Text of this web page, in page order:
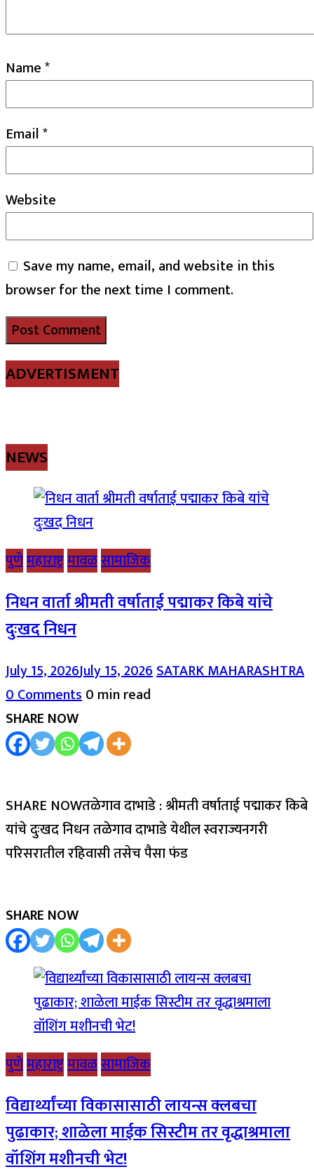
Name*
Email*
Website
Save my name, email, and website in this
browser for the next time I comment.
ADVERTISMENT
NEWS
पुणेमहाराष्ट्रमावळसामाजिक
निधन वार्ता श्रीमती वर्षाताई पद्माकर किबे यांचे
दुःखद निधन
July 15, 2026July 15, 2026SATARK MAHARASHTRA
0 Comments0 min read
SHARE NOW
SHARE NOWतळेगाव दाभाडे : श्रीमती वर्षाताई पद्माकर किबे
यांचे दुःखद निधन तळेगाव दाभाडे येथील स्वराज्यनगरी
परिसरातील रहिवासी तसेच पैसा फंड
SHARE NOW
पुणेमहाराष्ट्रमावळसामाजिक
विद्यार्थ्यांच्या विकासासाठी लायन्स क्लबचा
पुढाकार; शाळेला माईक सिस्टीम तर वृद्धाश्रमाला
वॉशिंग मशीनची भेट!